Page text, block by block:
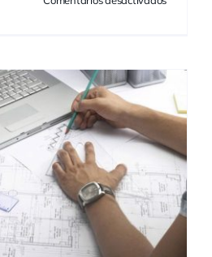
gestión
de
proyectos
México